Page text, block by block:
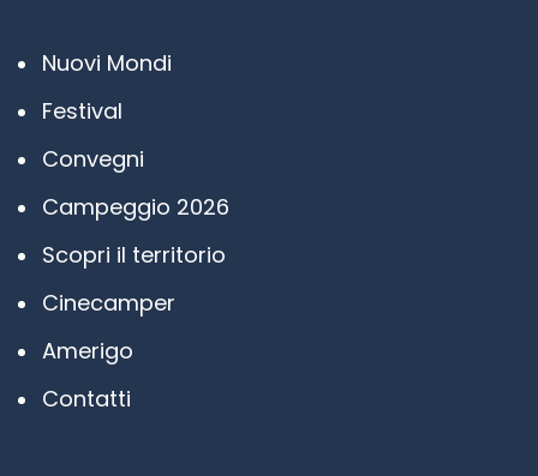
Nuovi Mondi
Festival
Convegni
Campeggio 2026
Scopri il territorio
Cinecamper
Amerigo
Contatti